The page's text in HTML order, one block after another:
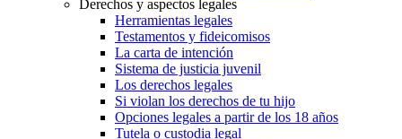
Derechos y aspectos legales
Herramientas legales
Testamentos y fideicomisos
La carta de intención
Sistema de justicia juvenil
Los derechos legales
Si violan los derechos de tu hijo
Opciones legales a partir de los 18 años
Tutela o custodia legal